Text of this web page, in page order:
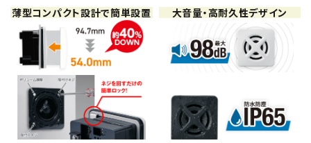
薄型コンパクト設計で簡単設置 大音量・高耐久性デザイン